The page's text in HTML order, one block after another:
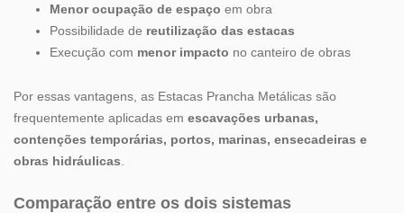
Menor ocupação de espaço em obra
Possibilidade de reutilização das estacas
Execução com menor impacto no canteiro de obras
Por essas vantagens, as Estacas Prancha Metálicas são
frequentemente aplicadas em escavações urbanas,
contenções temporárias, portos, marinas, ensecadeiras e
obras hidráulicas
Comparação entre os dois sistemas